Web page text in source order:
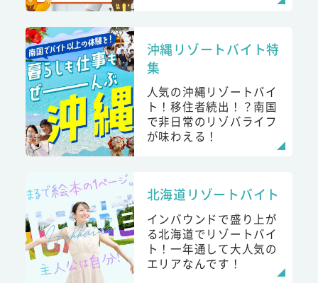
沖縄リゾートバイト特
集
人気の沖縄リゾートバイ
ト！移住者続出！？南国
で非日常のリゾバライフ
が味わえる！
北海道リゾートバイト
インバウンドで盛り上が
る北海道でリゾートバイ
ト！一年通して大人気の
エリアなんです！